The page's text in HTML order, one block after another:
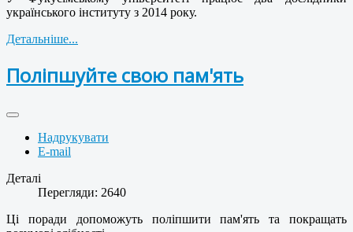
українського інституту з 2014 року.
Детальніше...
Поліпшуйте свою пам'ять
Надрукувати
E-mail
Деталі
Перегляди: 2640
Ці поради допоможуть поліпшити пам'ять та покращать